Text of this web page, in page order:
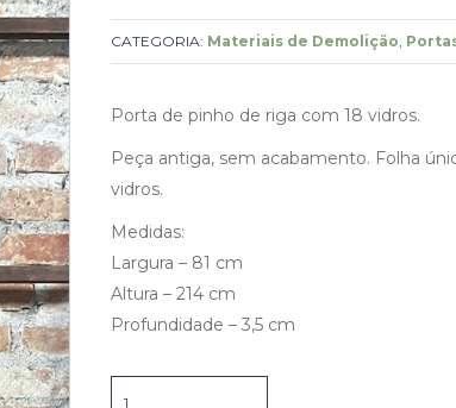
CATEGORIA: Materiais de Demolição,
Porta de pinho de riga com 18 vidros.
Peça antiga, sem acabamento. Folha
vidros.
Medidas:
Largura – 81 cm
Altura – 214 cm
Profundidade – 3,5 cm